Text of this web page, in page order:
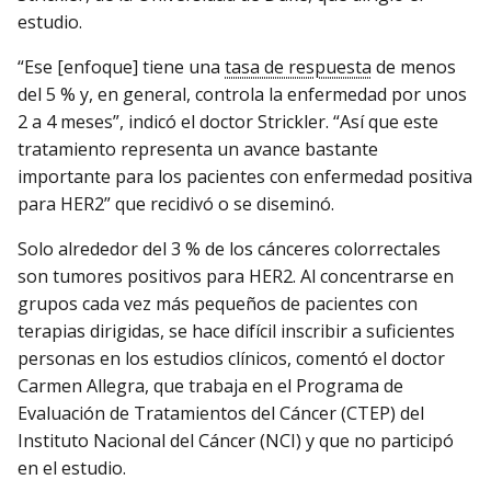
estudio.
“Ese [enfoque] tiene una tasa de respuesta de menos
del 5 % y, en general, controla la enfermedad por unos
2 a 4 meses”, indicó el doctor Strickler. “Así que este
tratamiento representa un avance bastante
importante para los pacientes con enfermedad positiva
para HER2” que recidivó o se diseminó.
Solo alrededor del 3 % de los cánceres colorrectales
son tumores positivos para HER2. Al concentrarse en
grupos cada vez más pequeños de pacientes con
terapias dirigidas, se hace difícil inscribir a suficientes
personas en los estudios clínicos, comentó el doctor
Carmen Allegra, que trabaja en el Programa de
Evaluación de Tratamientos del Cáncer (CTEP) del
Instituto Nacional del Cáncer (NCI) y que no participó
en el estudio.